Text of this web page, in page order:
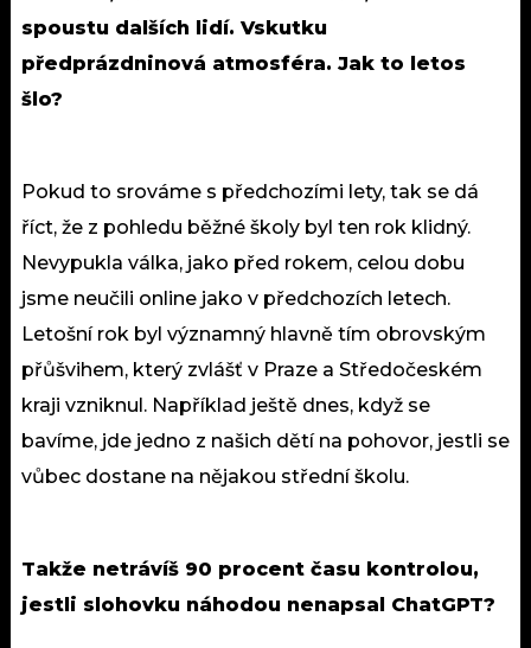
spoustu dalších lidí. Vskutku
předprázdninová atmosféra. Jak to letos
šlo?
Pokud to srováme s předchozími lety, tak se dá
říct, že z pohledu běžné školy byl ten rok klidný.
Nevypukla válka, jako před rokem, celou dobu
jsme neučili online jako v předchozích letech.
Letošní rok byl významný hlavně tím obrovským
přůšvihem, který zvlášť v Praze a Středočeském
kraji vzniknul. Například ještě dnes, když se
bavíme, jde jedno z našich dětí na pohovor, jestli se
vůbec dostane na nějakou střední školu.
Takže netrávíš 90 procent času kontrolou,
jestli slohovku náhodou nenapsal ChatGPT?